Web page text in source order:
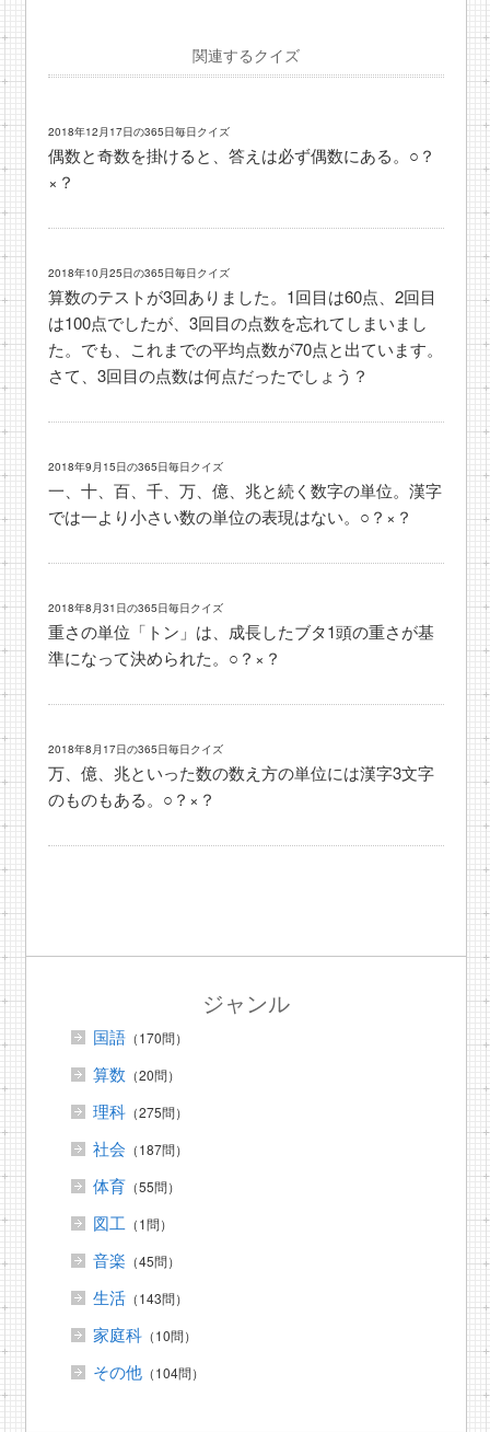
関連するクイズ
2018年12月17日の365日毎日クイズ
偶数と奇数を掛けると、答えは必ず偶数にある。○？
×？
2018年10月25日の365日毎日クイズ
算数のテストが3回ありました。1回目は60点、2回目
は100点でしたが、3回目の点数を忘れてしまいまし
た。でも、これまでの平均点数が70点と出ています。
さて、3回目の点数は何点だったでしょう？
2018年9月15日の365日毎日クイズ
一、十、百、千、万、億、兆と続く数字の単位。漢字
では一より小さい数の単位の表現はない。○？×？
2018年8月31日の365日毎日クイズ
重さの単位「トン」は、成長したブタ1頭の重さが基
準になって決められた。○？×？
2018年8月17日の365日毎日クイズ
万、億、兆といった数の数え方の単位には漢字3文字
のものもある。○？×？
ジャンル
国語（170問）
算数 （20問）
理科（275問）
社会 （187問）
体育（55問）
図工 （1問）
音楽 （45問）
生活（143問）
家庭科（10問）
その他（104問）